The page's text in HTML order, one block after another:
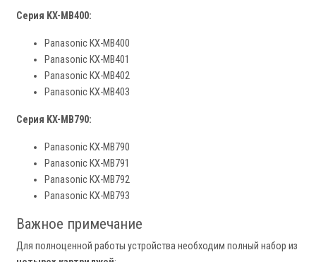
Серия KX-MB400:
Panasonic KX-MB400
Panasonic KX-MB401
Panasonic KX-MB402
Panasonic KX-MB403
Серия KX-MB790:
Panasonic KX-MB790
Panasonic KX-MB791
Panasonic KX-MB792
Panasonic KX-MB793
Важное примечание
Для полноценной работы устройства необходим полный набор из